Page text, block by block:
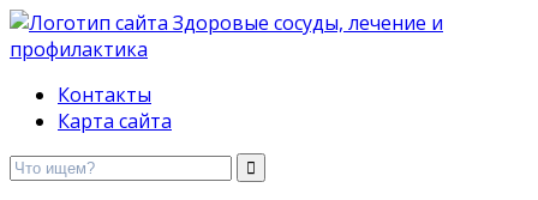
Здоровые сосуды, лечение и профилактика
Контакты
Карта сайта